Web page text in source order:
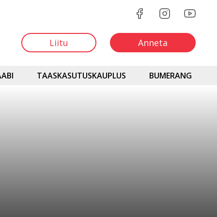
Liitu Anneta
TAASKASUTUSKAUPLUS BUMERANG